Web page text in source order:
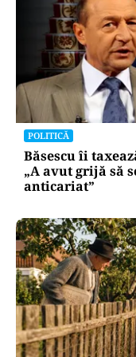
POLITICĂ
Băsescu îi
„A avut grijă să
anticariat”